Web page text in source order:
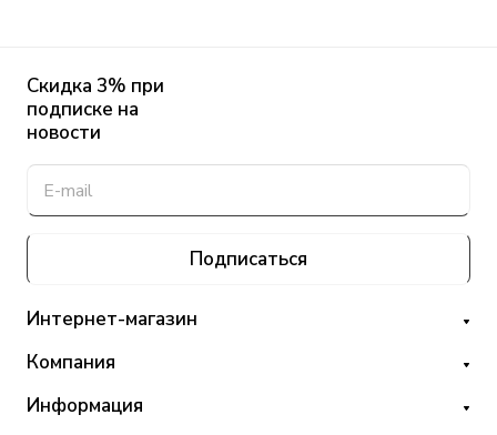
Скидка 3% при
подписке на
новости
Подписаться
Интернет-магазин
Компания
Информация